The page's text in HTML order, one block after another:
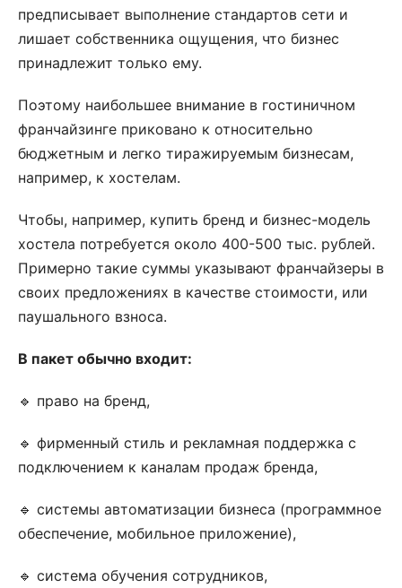
предписывает выполнение стандартов сети и
лишает собственника ощущения, что бизнес
принадлежит только ему.
Поэтому наибольшее внимание в гостиничном
франчайзинге приковано к относительно
бюджетным и легко тиражируемым бизнесам,
например, к хостелам.
Чтобы, например, купить бренд и бизнес-модель
хостела потребуется около 400-500 тыс. рублей.
Примерно такие суммы указывают франчайзеры в
своих предложениях в качестве стоимости, или
паушального взноса.
В пакет обычно входит:
🔹 право на бренд,
🔹 фирменный стиль и рекламная поддержка с
подключением к каналам продаж бренда,
🔹 системы автоматизации бизнеса (программное
обеспечение, мобильное приложение),
🔹 система обучения сотрудников,